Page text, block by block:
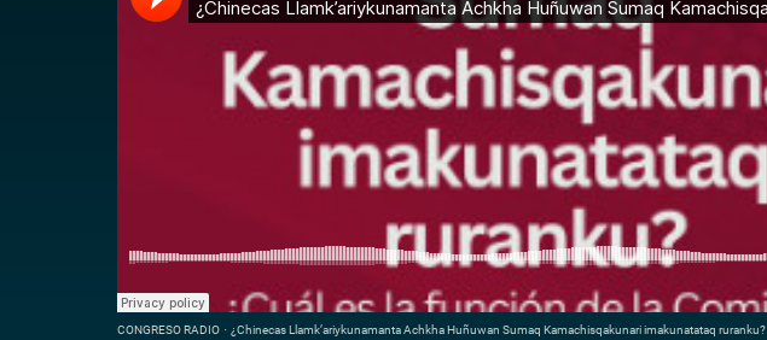
CONGRESO RADIO · ¿Chinecas Llamk’ariykunamanta Achkha Huñuwan Sumaq Kamachisqakunari imakunatataq ruranku?